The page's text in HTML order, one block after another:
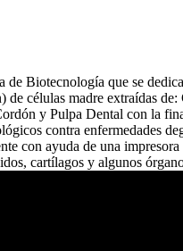
de Biotecnología que se
de células madre extraídas de:
y Pulpa Dental con la
contra enfermedades
con ayuda de una
cartílagos y algunos